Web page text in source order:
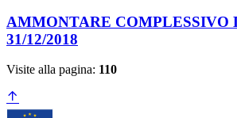
AMMONTARE COMPLESSIVO
31/12/2018
Visite alla pagina: 110